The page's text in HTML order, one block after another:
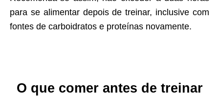
para se alimentar depois de treinar, inclusive com
fontes de carboidratos e proteínas novamente.
O que comer antes de treinar